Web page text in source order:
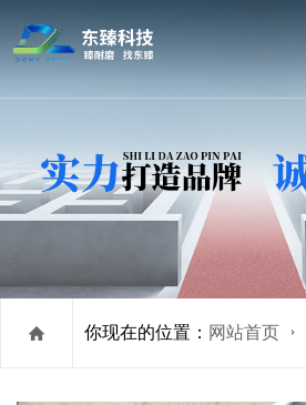
你现在的位置： 网站首页